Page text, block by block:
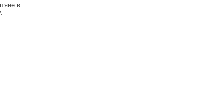
в